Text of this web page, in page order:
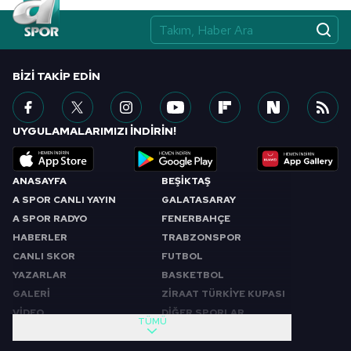
ANASAYFA
A SPOR CANLI YAYIN
A SPOR RADYO
HABERLER
CANLI SKOR
YAZARLAR
GALERİ
VİDEO
BEŞİKTAŞ
GALATASARAY
FENERBAHÇE
TRABZONSPOR
FUTBOL
BASKETBOL
ZİRAAT TÜRKİYE KUPASI
DİĞER SPORLAR
TÜMÜ
BIZI TAKIP EDIN
UYGULAMALARIMIZI İNDİRİN!